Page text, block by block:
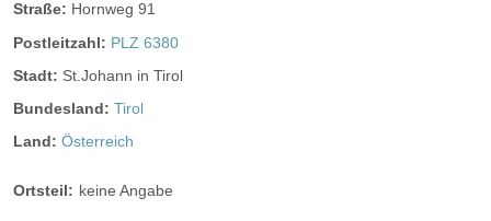
ganztags geöffnet
ganztags geöffnet
Straße: Hornweg 91
Postleitzahl: PLZ 6380
Stadt: St.Johann in Tirol
Bundesland: Tirol
Land: Österreich
Ortsteil: keine Angabe